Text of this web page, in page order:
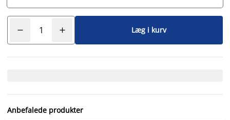
Læg i kurv
Anbefalede produkter